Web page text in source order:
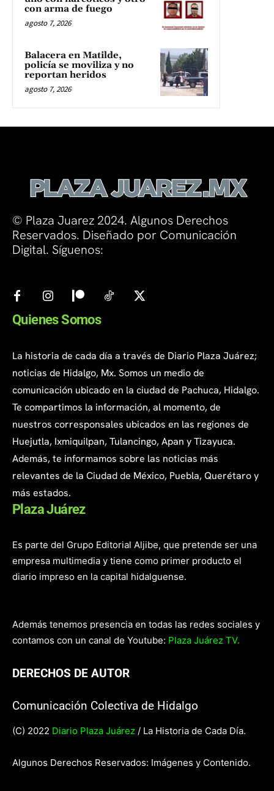
con arma de fuego
agosto 7, 2026
Balacera en Matilde,
policía se moviliza y no
reportan heridos
agosto 7, 2026
© Plaza Juarez 2024. Algunos Derechos
Reservados. Diseñado por Comunicación
Digital. Síguenos:
Quienes Somos
La historia de cada día a través de Diario Plaza Juárez;
noticias de Hidalgo, Mx. Somos un medio de
comunicación ubicado en la ciudad de Pachuca, Hidalgo.
Te compartimos la información, al momento, de
nuestros corresponsales ubicados en las regiones de
Huejutla, Ixmiquilpan, Tulancingo, Apan y Tizayuca.
Además, te informamos sobre las noticias más
relevantes de la Ciudad de México, Puebla, Querétaro y
más estados.
Plaza Juárez
Es parte del Grupo Editorial Aljibe, que pretende ser una
empresa multimedia y tiene como primer producto el
diario impreso en la capital hidalguense.
Además tenemos presencia en todas las redes sociales y
contamos con un canal de Youtube: Plaza Juárez TV.
DERECHOS DE AUTOR
Comunicación Colectiva de Hidalgo
(C) 2022 Diario Plaza Juárez / La Historia de Cada Día.
Algunos Derechos Reservados: Imágenes y Contenido.